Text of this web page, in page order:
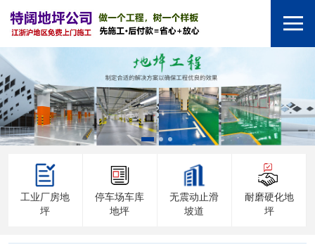
工业厂房地
坪
停车场车库
地坪
无震动止滑
坡道
耐磨硬化地
坪